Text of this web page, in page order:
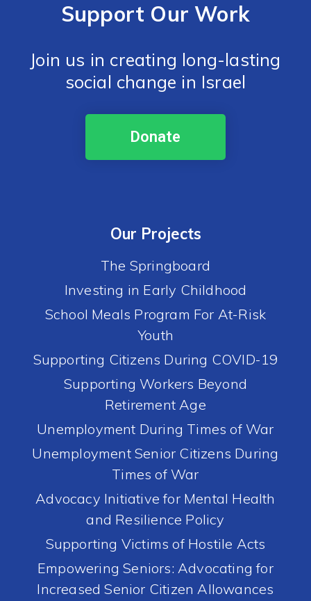
Support Our Work
Join us in creating long-lasting
social change in Israel
Donate
Our Projects
The Springboard
Investing in Early Childhood
School Meals Program For At-Risk
Youth
Supporting Citizens During COVID-19
Supporting Workers Beyond
Retirement Age
Unemployment During Times of War
Unemployment Senior Citizens During
Times of War
Advocacy Initiative for Mental Health
and Resilience Policy
Supporting Victims of Hostile Acts
Empowering Seniors: Advocating for
Increased Senior Citizen Allowances